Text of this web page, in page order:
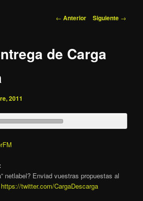
Navegación
← Anterior Siguiente →
de Carga
2011
netlabel? Enviad vuestras propuestas al
https://twitter.com/CargaDescarga